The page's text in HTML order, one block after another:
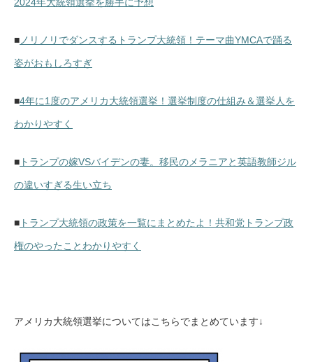
2024年大統領選挙を勝手に予想
■ノリノリでダンスするトランプ大統領！テーマ曲YMCAで踊る
姿がおもしろすぎ
■4年に1度のアメリカ大統領選挙！選挙制度の仕組み＆選挙人を
わかりやすく
■ トランプの嫁VSバイデンの妻。移民のメラニアと英語教師ジル
の違いすぎる生い立ち
■ トランプ大統領の政策を一覧にまとめたよ！共和党トランプ政
権のやったことわかりやすく
アメリカ大統領選挙についてはこちらでまとめています↓